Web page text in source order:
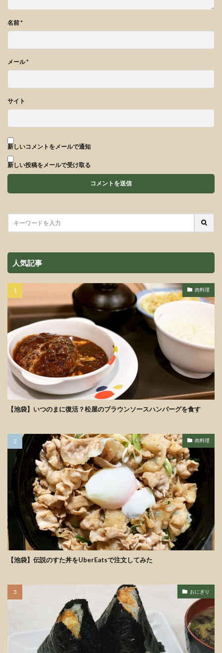
名前*
メール*
サイト
新しいコメントをメールで通知
新しい投稿をメールで受け取る
人気記事
肉料理
【池袋】いつのまに復活？松屋のブラウンソースハンバーグを食す
肉料理
【池袋】伝説のすた丼をUberEatsで注文してみた
おにぎり